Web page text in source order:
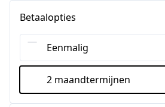
Betaalopties
Eenmalig
2 maandtermijnen